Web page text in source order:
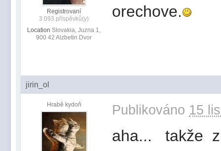
Registrovaní
3 093 příspěvků(y)
Location Slovakia, Juzna 1,
900 42 Alzbetin Dvor
orechove.
jirin_ol
Hrabě kydoň Publikováno 15
aha... takže z